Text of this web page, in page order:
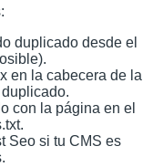
duplicado desde el
en la cabecera de la
con la página en el
Seo si tu CMS es